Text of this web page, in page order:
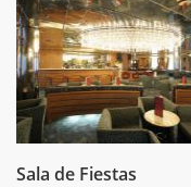
Sala de Fiestas